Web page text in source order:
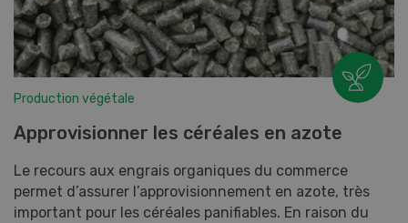
Production végétale
Approvisionner les céréales en azote
Le recours aux engrais organiques du commerce
permet d’assurer l’approvisionnement en azote, très
important pour les céréales panifiables. En raison du